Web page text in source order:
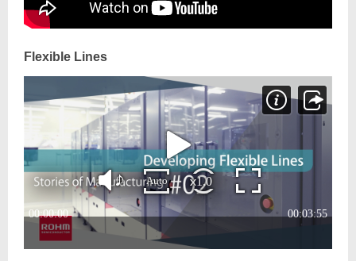
Flexible Lines